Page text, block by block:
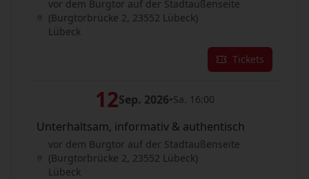
vor dem Burgtor auf der Stadtaußenseite
(Burgtorbrücke 2, 23552 Lübeck)
Lübeck
Tickets
12Sep. 2026•Sa. 16:00
Unterhaltsam, informativ & authentisch
vor dem Burgtor auf der Stadtaußenseite
(Burgtorbrücke 2, 23552 Lübeck)
Lübeck